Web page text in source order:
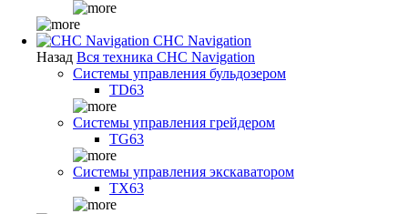
CHC Navigation
Назад Вся техника CHC Navigation
Системы управления бульдозером
TD63
Системы управления грейдером
TG63
Системы управления экскаватором
TX63